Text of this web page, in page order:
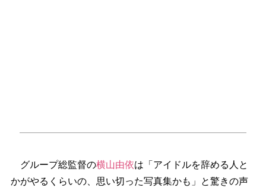
グループ総監督の横山由依は「アイドルを辞める人と
かがやるくらいの、思い切った写真集かも」と驚きの声